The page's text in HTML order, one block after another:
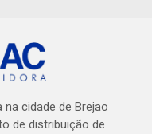
cidade de Brejao
de distribuição de